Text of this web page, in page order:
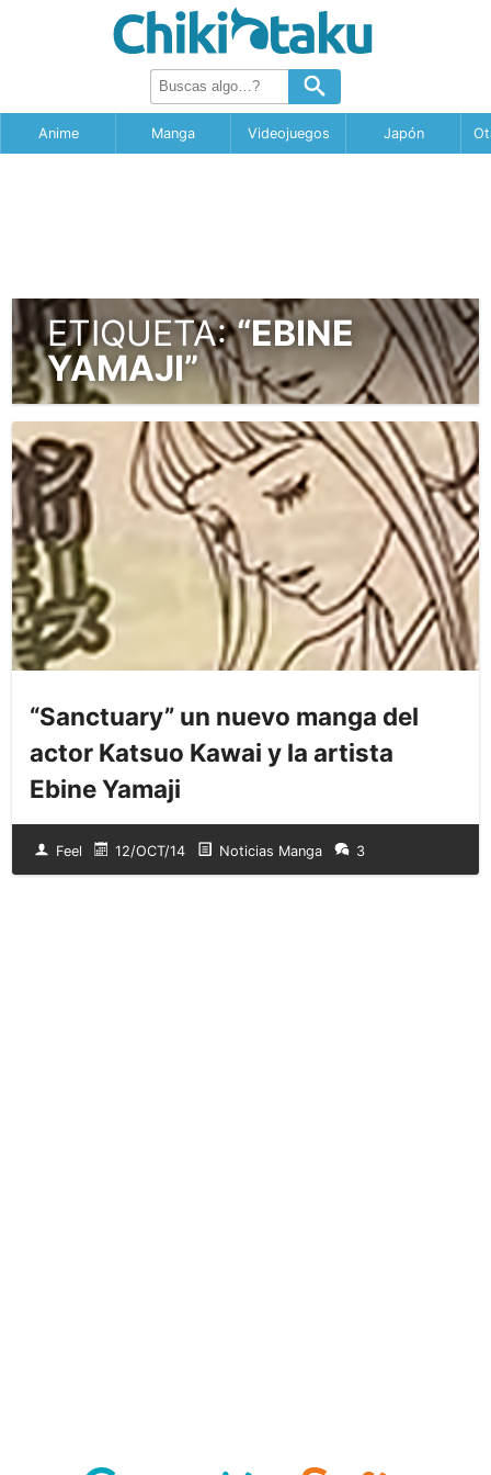
Anime Manga Videojuegos Japón
ETIQUETA:“EBINE
YAMAJI”
“Sanctuary” un nuevo manga del
actor Katsuo Kawai y la artista
Ebine Yamaji
Feel 12/OCT/14 Noticias Manga 3